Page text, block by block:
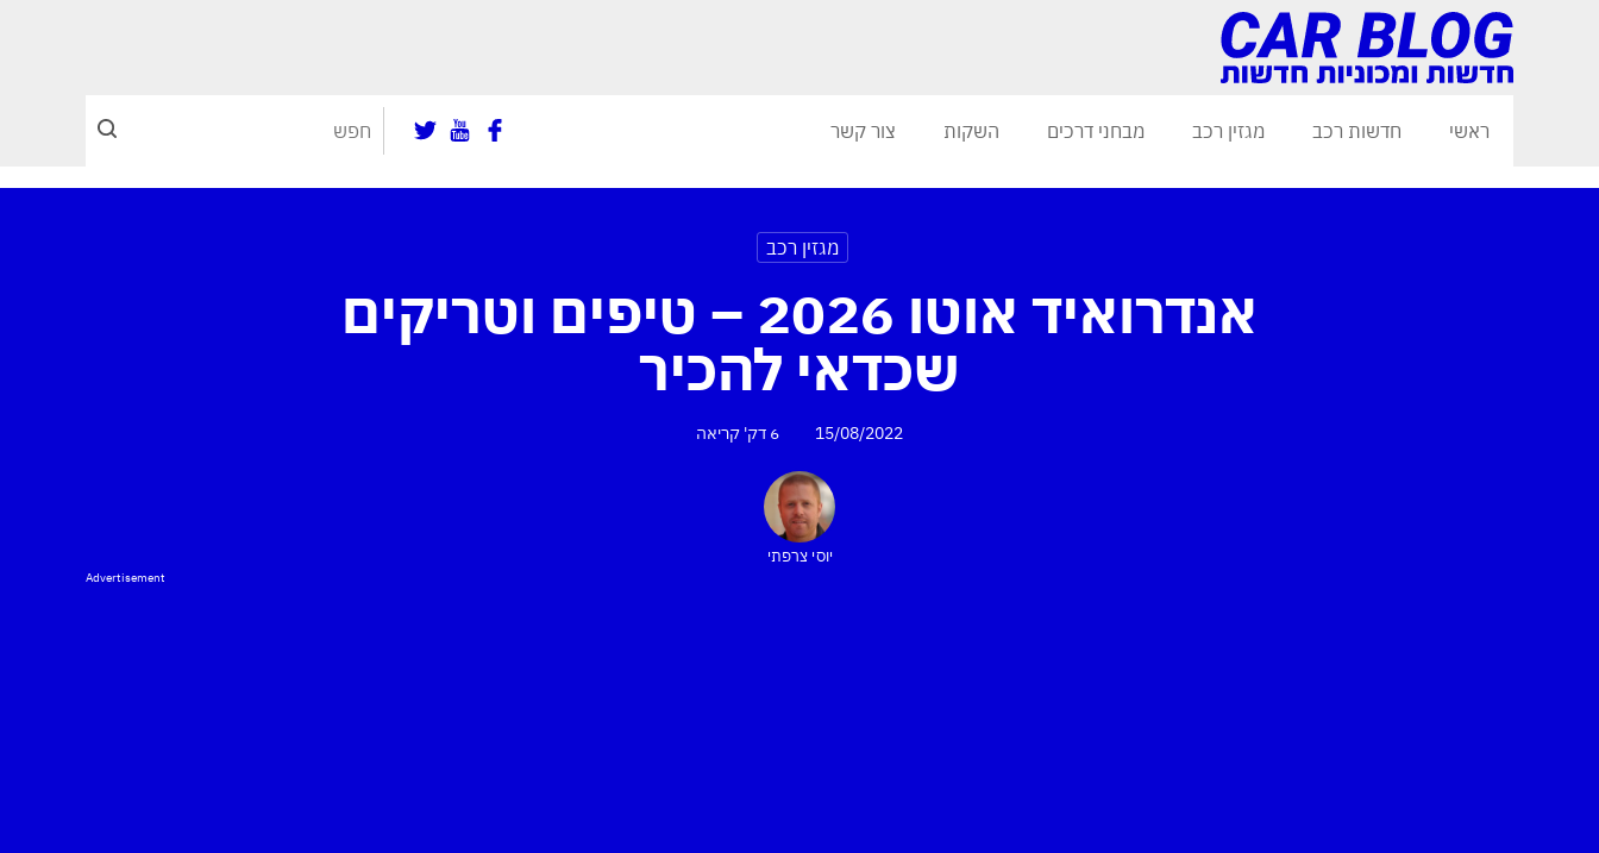
ראשי חדשות רכב מגזין רכב מבחני דרכים השקות צור קשר
מגזין רכב
אנדרואיד אוטו 2026 – טיפים וטריקים
שכדאי להכיר
15/08/2022 6 דק' קריאה
יוסי צרפתי
Advertisement